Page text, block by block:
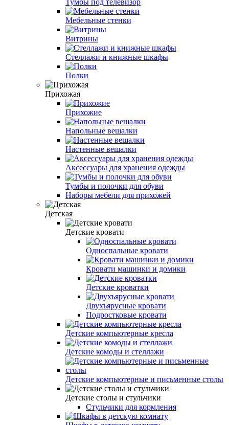
Мебельные стенки
Витрины
Стеллажи и книжные шкафы
Полки
Прихожая
Прихожие
Напольные вешалки
Настенные вешалки
Аксессуары для хранения одежды
Тумбы и полочки для обуви
Наборы мебели для прихожей
Детская
Детские кровати
Односпальные кровати
Кровати машинки и домики
Детские кроватки
Двухъярусные кровати
Подростковые кровати
Детские компьютерные кресла
Детские комоды и стеллажи
Детские компьютерные и письменные столы
Детские столы и стульчики
Стульчики для кормления